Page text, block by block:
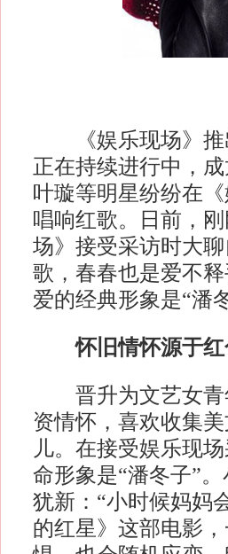
《娱乐现场》推
正在持续进行中，
叶璇等明星纷纷在
唱响红歌。日前，
场》接受采访时大
歌，春春也是爱不
爱的经典形象是“潘
怀旧情怀源于红
晋升为文艺女青
资情怀，喜欢收集
儿。在接受娱乐现
命形象是“潘冬子”
犹新：“小时候妈妈
的红星》这部电影